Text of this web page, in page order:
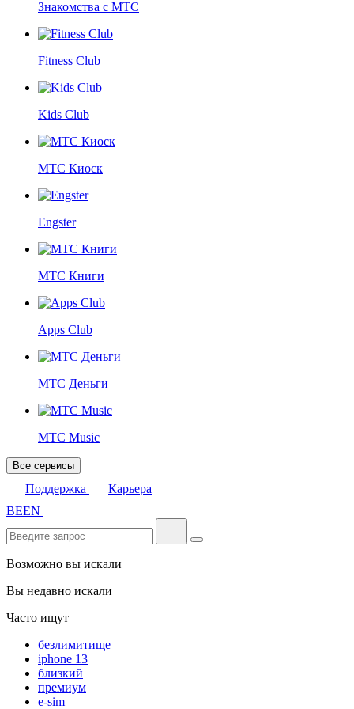
Знакомства с МТС
Fitness Club
Kids Club
МТС Киоск
Engster
МТС Книги
Apps Club
МТС Деньги
МТС Music
Все сервисы
Поддержка
Карьера
BEEN
Возможно вы искали
Вы недавно искали
Часто ищут
безлимитище
iphone 13
близкий
премиум
e-sim